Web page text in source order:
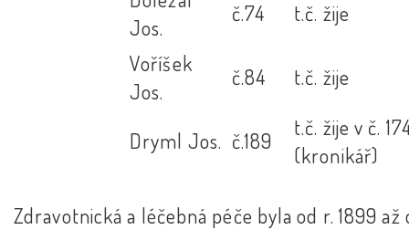
Jos.
č.74
t.č. žije
Voříšek
Jos.
č.84 t.č. žije
Dryml Jos. č.189
t.č. žije v č.
(kronikář)
Zdravotnická a léčebná péče byla od r. 1899 až